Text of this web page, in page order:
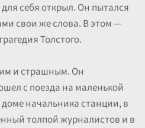
себя открыл. Он пытался
свои же слова. В этом —
Толстого.
и страшным. Он
с поезда на маленькой
начальника станции, в
толпой журналистов и в